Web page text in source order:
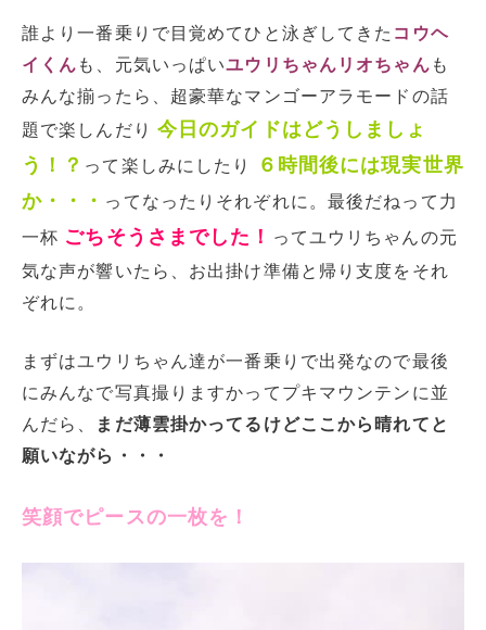
誰より一番乗りで目覚めてひと泳ぎしてきた コウヘ
イくん も、元気いっぱいユウリちゃんリオちゃん も
みんな揃ったら、超豪華なマンゴーアラモードの話
題で楽しんだり 今日のガイドはどうしましょ
う！？ って楽しみにしたり
６時間後には現実世界
か・・・ ってなったりそれぞれに。最後だねって力
一杯 ごちそうさまでした！
ってユウリちゃんの元
気な声が響いたら、お出掛け準備と帰り支度をそれ
ぞれに。
まずはユウリちゃん達が一番乗りで出発なので最後
にみんなで写真撮りますかってプキマウンテンに並
んだら、
まだ薄雲掛かってるけどここから晴れてと
願いながら・・・
笑顔でピースの一枚を！